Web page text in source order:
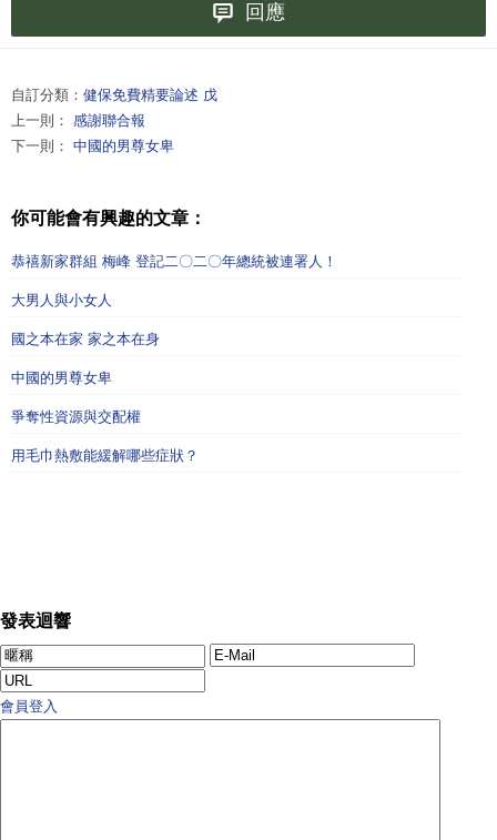
回應
自訂分類： 健保免費精要論述 戊
上一則： 感謝聯合報
下一則： 中國的男尊女卑
你可能會有興趣的文章：
恭禧新家群組 梅峰 登記二〇二〇年總統被連署人！
大男人與小女人
國之本在家 家之本在身
中國的男尊女卑
爭奪性資源與交配權
用毛巾熱敷能緩解哪些症狀？
發表迴響
會員登入